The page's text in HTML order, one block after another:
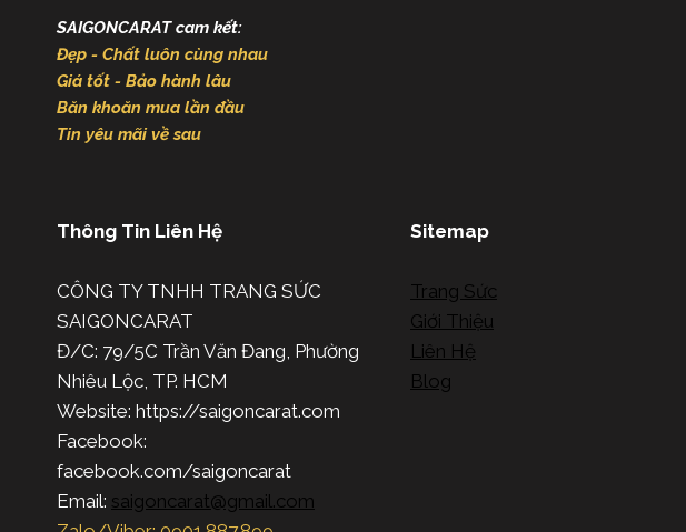
SAIGONCARAT cam kết:
Đẹp - Chất luôn cùng nhau
Giá tốt - Bảo hành lâu
Băn khoăn mua lần đầu
Tin yêu mãi về sau
Thông Tin Liên Hệ
CÔNG TY TNHH TRANG SỨC
SAIGONCARAT
Đ/C: 79/5C Trần Văn Đang, Phường
Nhiêu Lộc, TP. HCM
Website: https://saigoncarat.com
Facebook:
facebook.com/saigoncarat
Email: saigoncarat@gmail.com
Sitemap
Trang Sức
Giới Thiệu
Liên Hệ
Blog